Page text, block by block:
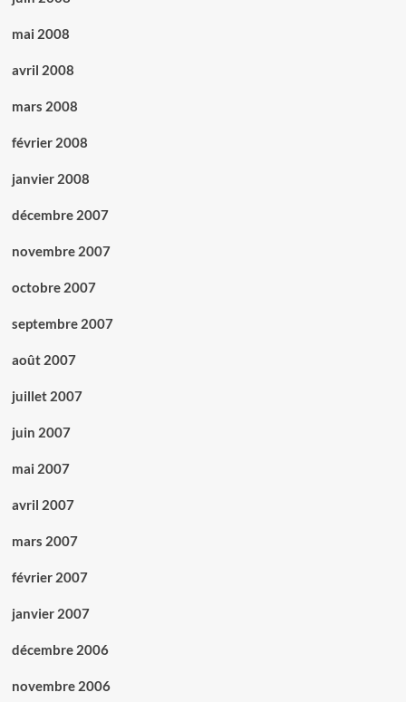
mai 2008
avril 2008
mars 2008
février 2008
janvier 2008
décembre 2007
novembre 2007
octobre 2007
septembre 2007
août 2007
juillet 2007
juin 2007
mai 2007
avril 2007
mars 2007
février 2007
janvier 2007
décembre 2006
novembre 2006